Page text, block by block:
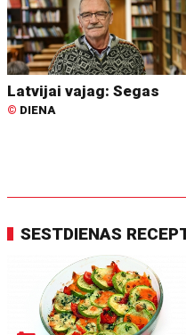
Latvijai vajag: Segas
© DIENA
SESTDIENAS